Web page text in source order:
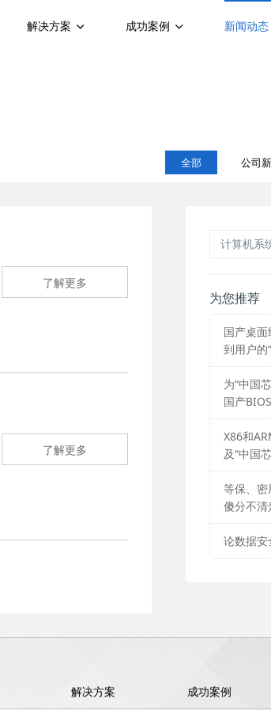
解决方案 成功案例 新闻动态
全部 公司
了解更多
了解更多
为您推荐
国产桌面
到用户的
为“中国
国产BIOS
X86和
及“中国
等保、密
傻分不清
论数据安
解决方案 成功案例